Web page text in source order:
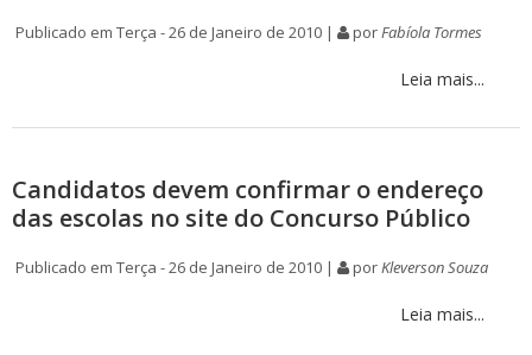
Publicado em Terça - 26 de Janeiro de 2010 | porFabíola Tormes
Leia mais...
Candidatos devem confirmar o endereço
das escolas no site do Concurso Público
Publicado em Terça - 26 de Janeiro de 2010 | porKleverson Souza
Leia mais...